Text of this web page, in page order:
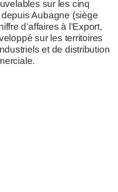
sur les cinq
Aubagne (siège
d’affaires à l’Export,
sur les territoires
et de distribution